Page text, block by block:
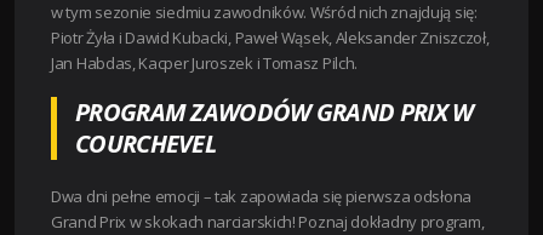
w tym sezonie siedmiu zawodników. Wśród nich znajdują się:
Piotr Żyła i Dawid Kubacki, Paweł Wąsek, Aleksander Zniszczoł,
Jan Habdas, Kacper Juroszek i Tomasz Pilch.
PROGRAM ZAWODÓW GRAND PRIX W
COURCHEVEL
Dwa dni pełne emocji – tak zapowiada się pierwsza odsłona
Grand Prix w skokach narciarskich! Poznaj dokładny program,